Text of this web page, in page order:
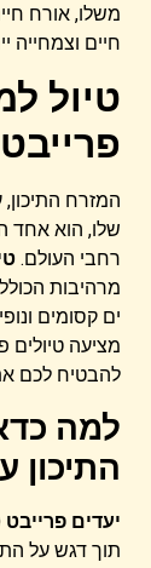
משלו, אורח
חיים וצמחייה
טיול
המזרח
שלו, הוא אחד
רחבי העולם.
מרהיבות
ים קסומים
מציעה טיולים
להבטיח לכם
למה
התיכון
יעדים
תוך דגש על